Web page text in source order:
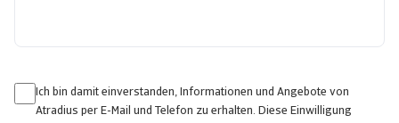
Ich bin damit einverstanden, Informationen und Angebote von
Atradius per E-Mail und Telefon zu erhalten. Diese Einwilligung